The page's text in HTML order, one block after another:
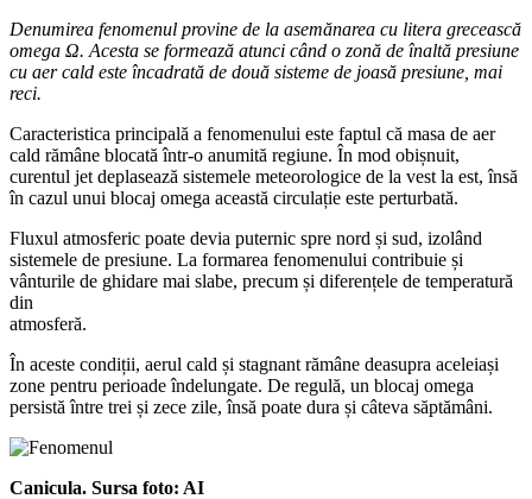
Denumirea fenomenul provine de la asemănarea cu litera grecească
omega Ω. Acesta se formează atunci când o zonă de înaltă presiune
cu aer cald este încadrată de două sisteme de joasă presiune, mai
reci.
Caracteristica principală a fenomenului este faptul că masa de aer
cald rămâne blocată într-o anumită regiune. În mod obișnuit,
curentul jet deplasează sistemele meteorologice de la vest la est, însă
în cazul unui blocaj omega această circulație este perturbată.
Fluxul atmosferic poate devia puternic spre nord și sud, izolând
sistemele de presiune. La formarea fenomenului contribuie și
vânturile de ghidare mai slabe, precum și diferențele de temperatură
din
atmosferă.
În aceste condiții, aerul cald și stagnant rămâne deasupra aceleiași
zone pentru perioade îndelungate. De regulă, un blocaj omega
persistă între trei și zece zile, însă poate dura și câteva săptămâni.
Canicula. Sursa foto: AI